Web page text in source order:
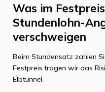
Was im
Stundenlohn-
verschweigen
Beim Stundensatz zahlen
Festpreis tragen wir das
Elbtunnel.